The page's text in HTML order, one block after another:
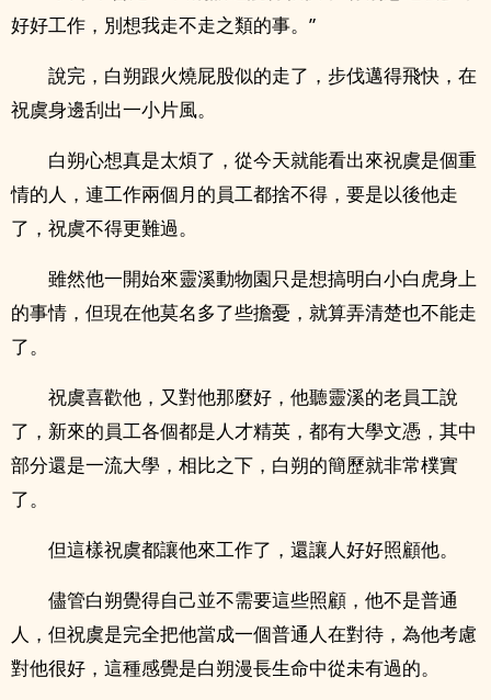
好好工作，別想我走不走之類的事。”
說完，白朔跟火燒屁股似的走了，步伐邁得飛快，在
祝虞身邊刮出一小片風。
白朔心想真是太煩了，從今天就能看出來祝虞是個重
情的人，連工作兩個月的員工都捨不得，要是以後他走
了，祝虞不得更難過。
雖然他一開始來靈溪動物園只是想搞明白小白虎身上
的事情，但現在他莫名多了些擔憂，就算弄清楚也不能走
了。
祝虞喜歡他，又對他那麼好，他聽靈溪的老員工說
了，新來的員工各個都是人才精英，都有大學文憑，其中
部分還是一流大學，相比之下，白朔的簡歷就非常樸實
了。
但這樣祝虞都讓他來工作了，還讓人好好照顧他。
儘管白朔覺得自己並不需要這些照顧，他不是普通
人，但祝虞是完全把他當成一個普通人在對待，為他考慮
對他很好，這種感覺是白朔漫長生命中從未有過的。